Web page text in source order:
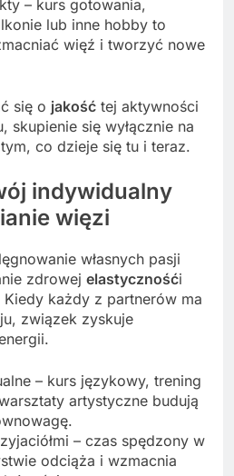
– kurs gotowania,
lub inne hobby to
więź i tworzyć nowe
się o jakość tej aktywności
skupienie się wyłącznie na
co dzieje się tu i teraz.
indywidualny
więzi
własnych pasji
zdrowej elastycznośći
każdy z partnerów ma
związek zyskuje
– kurs językowy, trening
artystyczne budują
– czas spędzony w
odciąża i wzmacnia